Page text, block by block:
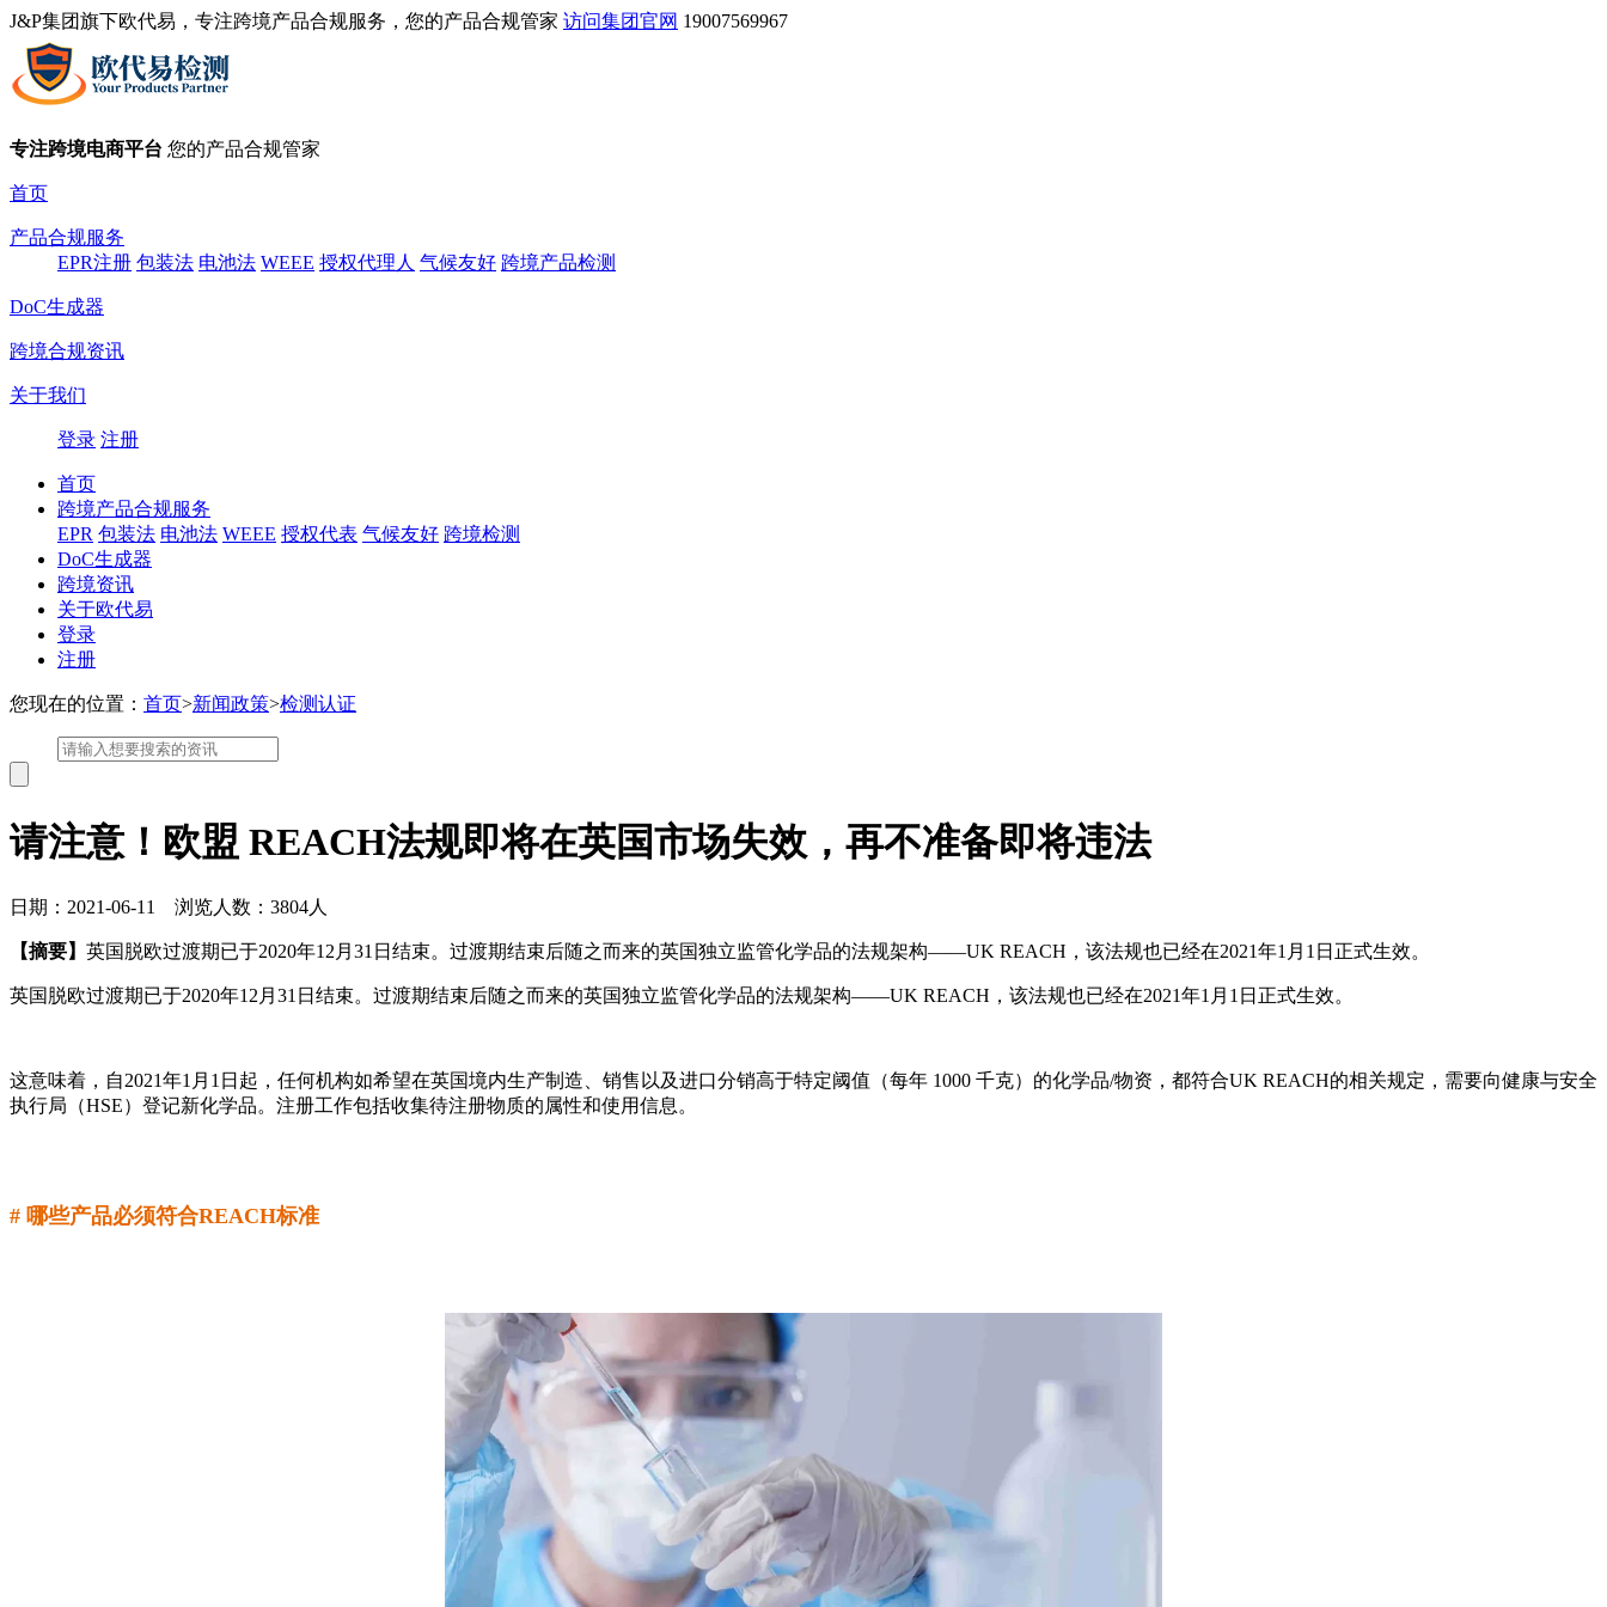
J&P集团旗下欧代易，专注跨境产品合规服务，您的产品合规管家 访问集团官网 19007569967
专注跨境电商平台 您的产品合规管家
首页
产品合规服务
EPR注册 包装法 电池法 WEEE 授权代理人 气候友好 跨境产品检测
DoC生成器
跨境合规资讯
关于我们
登录 注册
首页
跨境产品合规服务
EPR 包装法 电池法 WEEE 授权代表 气候友好 跨境检测
DoC生成器
跨境资讯
关于欧代易
登录
注册
您现在的位置： 首页>新闻政策>检测认证
请注意！欧盟 REACH法规即将在英国市场失效，再不准备即将违法
日期：2021-06-11 浏览人数：3804人
【摘要】 英国脱欧过渡期已于2020年12月31日结束。过渡期结束后随之而来的英国独立监管化学品的法规架构——UK REACH，该法规也已经在2021年1月1日正式生效。
英国脱欧过渡期已于2020年12月31日结束。过渡期结束后随之而来的英国独立监管化学品的法规架构——UK REACH，该法规也已经在2021年1月1日正式生效。
这意味着，自2021年1月1日起，任何机构如希望在英国境内生产制造、销售以及进口分销高于特定阈值（每年 1000 千克）的化学品/物资，都符合UK REACH的相关规定，需要向健康与安全
执行局（HSE）登记新化学品。注册工作包括收集待注册物质的属性和使用信息。
# 哪些产品必须符合REACH标准